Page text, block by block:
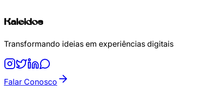
Kaleidos
Transformando ideias em experiências digitais
Falar Conosco